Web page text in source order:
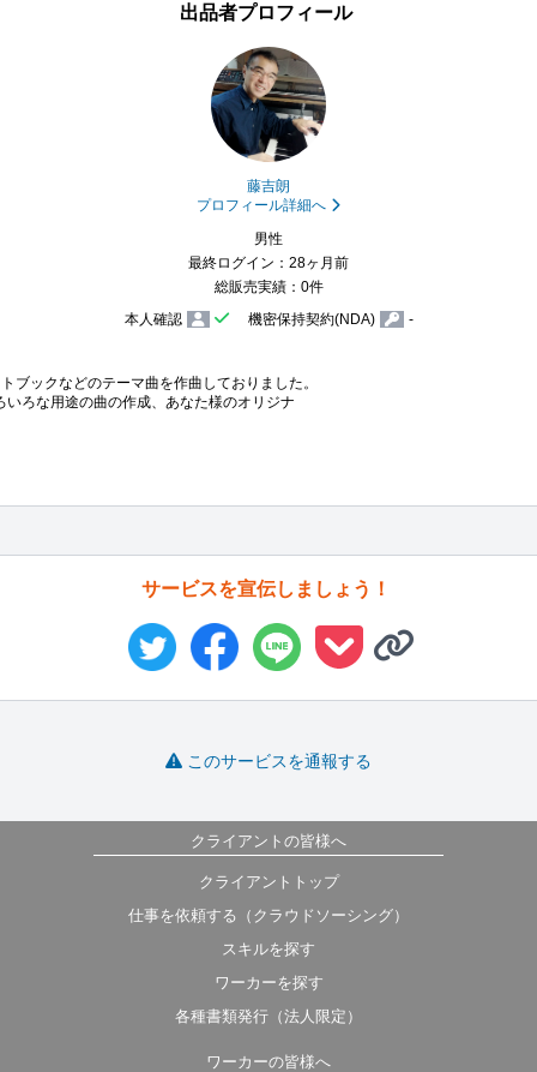
出品者プロフィール
藤吉朗
プロフィール詳細へ
男性
最終ログイン：28ヶ月前
総販売実績：0件
本人確認
機密保持契約(NDA) -
ブックなどのテーマ曲を作曲しておりました。
ろな用途の曲の作成、あなた様のオリジナ
サービスを宣伝しましょう！
このサービスを通報する
クライアントの皆様へ
クライアントトップ
仕事を依頼する（クラウドソーシング）
スキルを探す
ワーカーを探す
各種書類発行（法人限定）
ワーカーの皆様へ